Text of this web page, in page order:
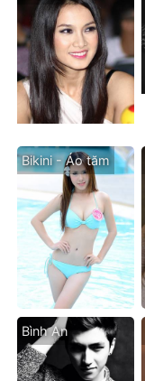
Bikini - Áo tăm
Bình An